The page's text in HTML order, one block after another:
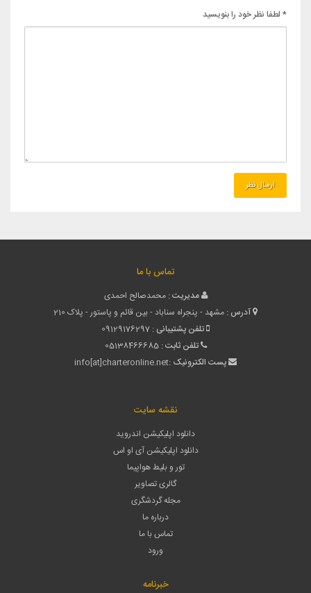
* لطفا نظر خود را بنویسید
تماس با ما
مدیریت : محمدصالح احمدی
آدرس : مشهد - پنجراه سناباد - بین قائم و پاستور - پلاک 210
تلفن پشتیبانی : 09129176297
تلفن ثابت : 05138466685
پست الکترونیک :info[at]charteronline.net
نقشه سایت
دانلود اپلیکیشن اندروید
دانلود اپلیکیشن آی او اس
تور و بلیط هواپیما
گالری تصاویر
مجله گردشگری
درباره ما
تماس با ما
ورود
خبرنامه